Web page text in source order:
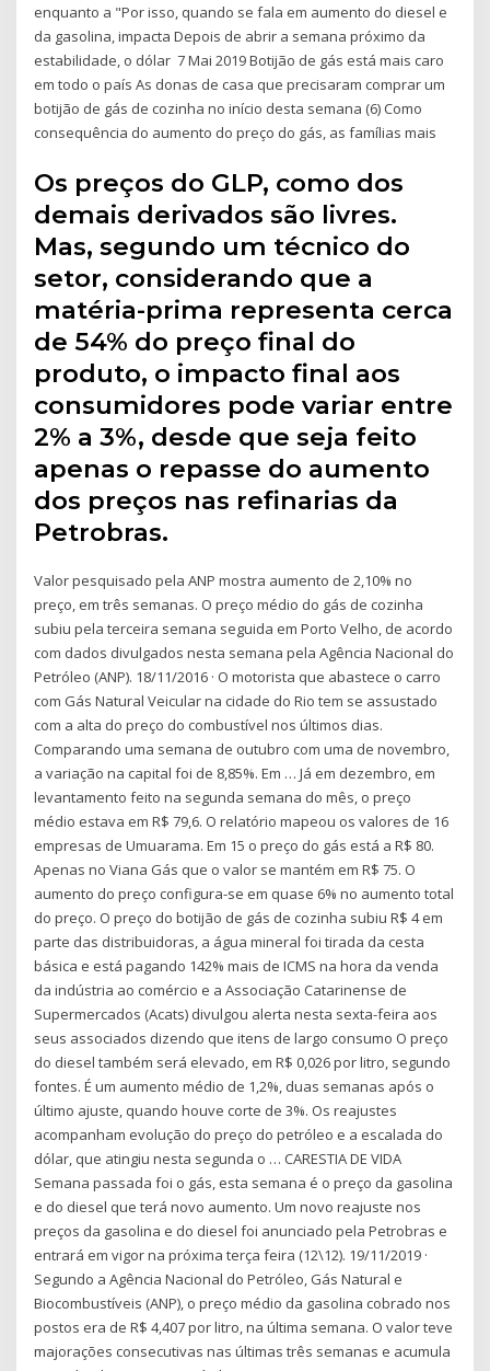
enquanto a "Por isso, quando se fala em aumento do diesel e
da gasolina, impacta Depois de abrir a semana próximo da
estabilidade, o dólar 7 Mai 2019 Botijão de gás está mais caro
em todo o país As donas de casa que precisaram comprar um
botijão de gás de cozinha no início desta semana (6) Como
consequência do aumento do preço do gás, as famílias mais
Os preços do GLP, como dos
demais derivados são livres.
Mas, segundo um técnico do
setor, considerando que a
matéria-prima representa cerca
de 54% do preço final do
produto, o impacto final aos
consumidores pode variar entre
2% a 3%, desde que seja feito
apenas o repasse do aumento
dos preços nas refinarias da
Petrobras.
Valor pesquisado pela ANP mostra aumento de 2,10% no
preço, em três semanas. O preço médio do gás de cozinha
subiu pela terceira semana seguida em Porto Velho, de acordo
com dados divulgados nesta semana pela Agência Nacional do
Petróleo (ANP). 18/11/2016 · O motorista que abastece o carro
com Gás Natural Veicular na cidade do Rio tem se assustado
com a alta do preço do combustível nos últimos dias.
Comparando uma semana de outubro com uma de novembro,
a variação na capital foi de 8,85%. Em … Já em dezembro, em
levantamento feito na segunda semana do mês, o preço
médio estava em R$ 79,6. O relatório mapeou os valores de 16
empresas de Umuarama. Em 15 o preço do gás está a R$ 80.
Apenas no Viana Gás que o valor se mantém em R$ 75. O
aumento do preço configura-se em quase 6% no aumento total
do preço. O preço do botijão de gás de cozinha subiu R$ 4 em
parte das distribuidoras, a água mineral foi tirada da cesta
básica e está pagando 142% mais de ICMS na hora da venda
da indústria ao comércio e a Associação Catarinense de
Supermercados (Acats) divulgou alerta nesta sexta-feira aos
seus associados dizendo que itens de largo consumo O preço
do diesel também será elevado, em R$ 0,026 por litro, segundo
fontes. É um aumento médio de 1,2%, duas semanas após o
último ajuste, quando houve corte de 3%. Os reajustes
acompanham evolução do preço do petróleo e a escalada do
dólar, que atingiu nesta segunda o … CARESTIA DE VIDA
Semana passada foi o gás, esta semana é o preço da gasolina
e do diesel que terá novo aumento. Um novo reajuste nos
preços da gasolina e do diesel foi anunciado pela Petrobras e
entrará em vigor na próxima terça feira (12\12). 19/11/2019 ·
Segundo a Agência Nacional do Petróleo, Gás Natural e
Biocombustíveis (ANP), o preço médio da gasolina cobrado nos
postos era de R$ 4,407 por litro, na última semana. O valor teve
majorações consecutivas nas últimas três semanas e acumula